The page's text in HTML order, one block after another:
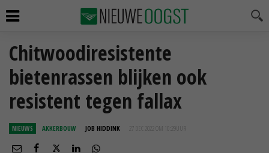
Chitwoodiresistente
bietenrassen blijken ook
resistent tegen fallax
NIEUWS AKKERBOUW JOB HIDDINK 27 DEC 2022 OM 10:29